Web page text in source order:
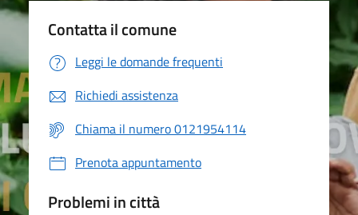
Contatta il comune
Leggi le domande frequenti
Richiedi assistenza
Chiama il numero 0121954114
Prenota appuntamento
Problemi in città